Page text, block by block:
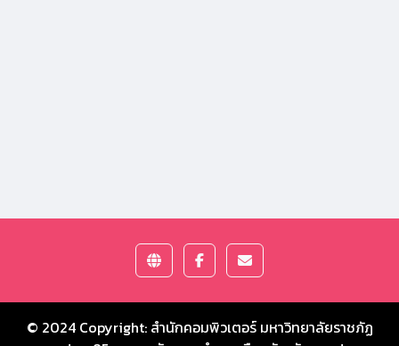
© 2024 Copyright: สำนักคอมพิวเตอร์ มหาวิทยาลัยราชภัฏ